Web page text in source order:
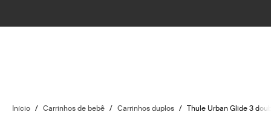
Início / Carrinhos de bebê / Carrinhos duplos / Thule Urban Glide 3